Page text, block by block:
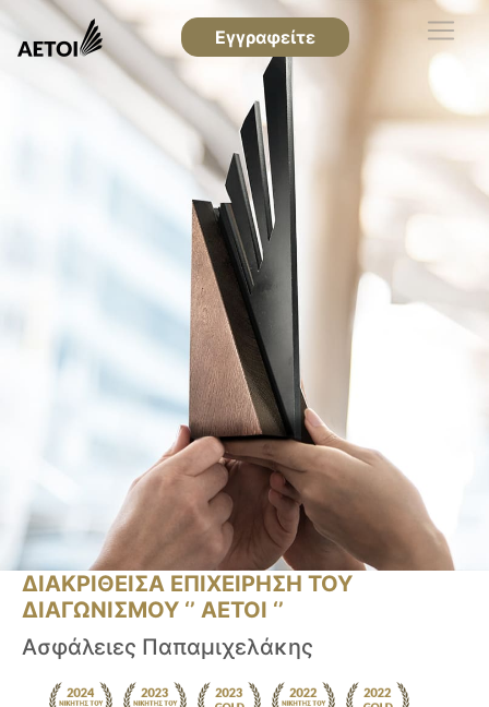
Εγγραφείτε
ΔΙΑΚΡΙΘΕΙΣΑ ΕΠΙΧΕΙΡΗΣΗ ΤΟΥ
ΔΙΑΓΩΝΙΣΜΟΥ ‘’ ΑΕΤΟΙ ‘’
Ασφάλειες Παπαμιχελάκης